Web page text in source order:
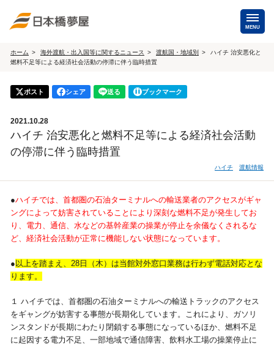
MENU
海外手配
海外航空券
商用・就労ビザ
ホテル・専用車・
通訳・ガイド
保険・Wi-Fiレンタル
海外手配トップ
国内手配
航空券 ホテル・会議室
貸切バス・ハイヤー 通訳・ガイド
選ばれる理由 サービス内容
ホーム 海外渡航・出入国等に関するニュース 渡航国・地域別
ハイチ 治安悪化と
燃料不足等による経済社会活動の停滞に伴う臨時措置
ポスト シェア 送る ブックマーク
2021.10.28
ハイチ 治安悪化と燃料不足等による経済社会活動
の停滞に伴う臨時措置
ハイチ 渡航情報
●ハイチでは、首都圏の石油ターミナルへの輸送業者のアクセスがギャ
ングによって妨害されていることにより深刻な燃料不足が発生してお
り、電力、通信、水などの基幹産業の操業が停止を余儀なくされるな
ど、経済社会活動が正常に機能しない状態になっています。
● 以上を踏まえ、28日（木）は当館対外窓口業務は行わず電話対応とな
ります。
１ ハイチでは、首都圏の石油ターミナルへの輸送トラックのアクセス
をギャングが妨害する事態が長期化しています。これにより、ガソリ
ンスタンドが長期にわたり閉鎖する事態になっているほか、燃料不足
に起因する電力不足、一部地域で通信障害、飲料水工場の操業停止に